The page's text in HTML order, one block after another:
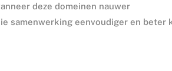
deze domeinen nauwer
samenwerking eenvoudiger en beter